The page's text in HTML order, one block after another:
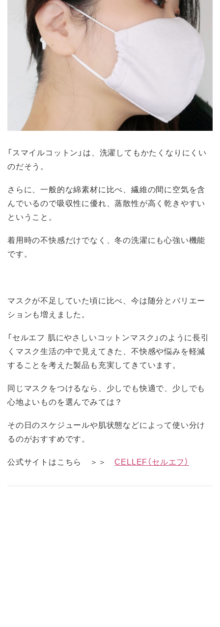
「スマイルコットン」は、洗濯してもかたくなりにくい
のだそう。
さらに、一般的な綿素材に比べ、繊維の間に空気を含
んでいるので吸収性に優れ、蒸散性が高く乾きやすい
ということ。
着用時の不快感だけでなく、冬の洗濯にも心強い機能
です。
マスクが不足していた頃に比べ、今は随分とバリエー
ションも増えました。
「セルエフ 肌にやさしいコットンマスク」のように長引
くマスク生活の中で見えてきた、不快感や悩みを軽減
することを考えた製品も充実してきています。
同じマスクをつけるなら、少しでも快適で、少しでも
心地よいものを選んでみては？
その日のスケジュールや肌状態などによって使い分け
るのがおすすめです。
公式サイトはこちら ＞＞CELLEF（セルエフ）